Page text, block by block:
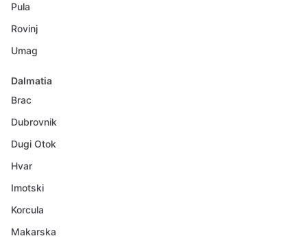
Pula
Rovinj
Umag
Dalmatia
Brac
Dubrovnik
Dugi Otok
Hvar
Imotski
Korcula
Makarska